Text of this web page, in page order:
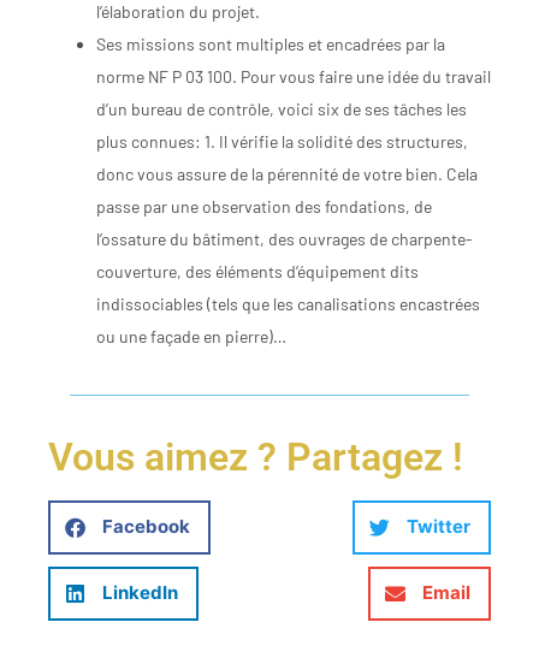
l’élaboration du projet.
Ses missions sont multiples et encadrées par la
norme NF P 03 100. Pour vous faire une idée du travail
d’un bureau de contrôle, voici six de ses tâches les
plus connues: 1. Il vérifie la solidité des structures,
donc vous assure de la pérennité de votre bien. Cela
passe par une observation des fondations, de
l’ossature du bâtiment, des ouvrages de charpente-
couverture, des éléments d’équipement dits
indissociables (tels que les canalisations encastrées
ou une façade en pierre)…
Vous aimez ? Partagez !
Facebook Twitter
LinkedIn Email